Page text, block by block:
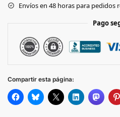
Envíos en 48 horas para pedidos
Pago
Compartir esta página: